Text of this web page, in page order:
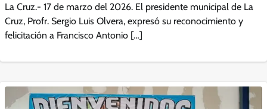
La Cruz.- 17 de marzo del 2026. El presidente municipal de La
Cruz, Profr. Sergio Luis Olvera, expresó su reconocimiento y
felicitación a Francisco Antonio […]